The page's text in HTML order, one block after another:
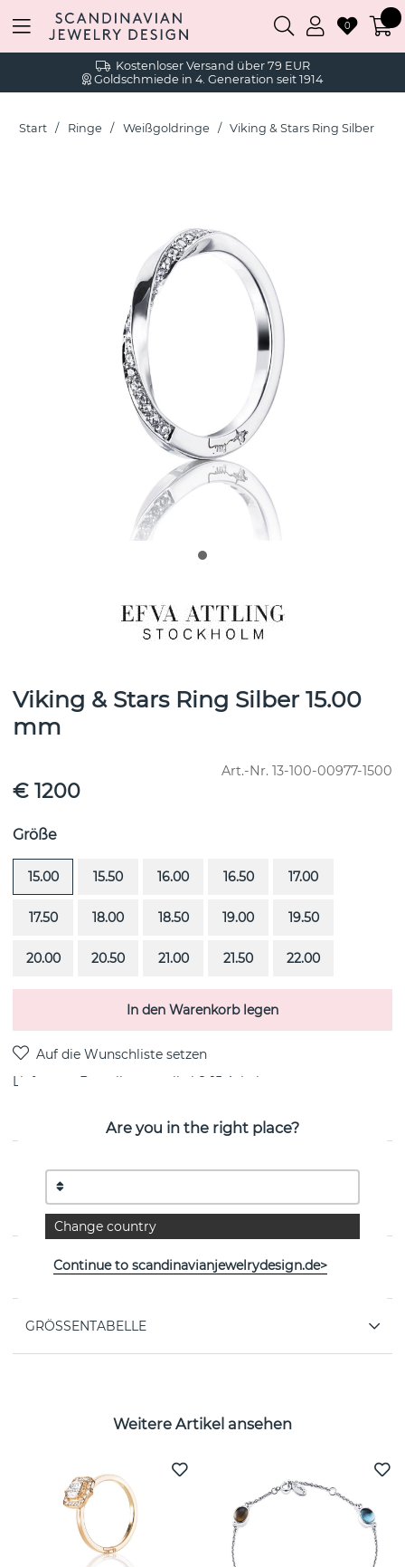
Kostenloser Versand über 79 EUR
Goldschmiede in 4. Generation seit 1914
0
Start Ringe Weißgoldringe Viking & Stars Ring Silber
Viking & Stars Ring Silber 15.00
mm
Art.-Nr. 13-100-00977-1500
€ 1200
Größe
15.00 15.50 16.00 16.50 17.00
17.50 18.00 18.50 19.00 19.50
20.00 20.50 21.00 21.50 22.00
In den Warenkorb legen
Lieferung: Bestellungsartikel 8-15 Arbeitstag
PRODUKTBESCHREIBUNG
Viking & Stars ist ein sterlingsilberner Ring von der
schwedischen Marke Efva Attling
EIGENSCHAFTEN
GRÖSSENTABELLE
Weitere Artikel ansehen
Are you in the right place?
Change country
Continue to scandinavianjewelrydesign.de>